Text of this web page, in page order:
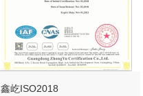
鑫屹ISO2018